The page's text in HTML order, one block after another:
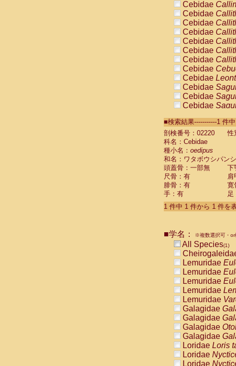
Cebidae
Cebidae
Cebidae
Cebidae
Cebidae
Cebidae
Cebidae
Cebidae
Cebidae
Cebidae
Cebidae
Cebidae
Cebidae
Cebidae
Cebidae
Cebidae
Cebidae
Cebidae
Cebidae
Cebidae
Cebidae
Cebidae
Cebidae
CebidaeCebus
Cebidae
Cebidae
Atelidae
Atelidae
Atelidae
Atelidae
Atelidae
Atelidae
Atelidae
Atelidae
Atelidae
Atelidae
Pitheciidae
■検索結果-----------1 件
剖検番号：02220
性
科名：Cebidae
種小名： oedipus
和名：ワタボウシパン
頭蓋骨：一部無
下
尺骨：有
肩
腓骨：有
寛
手：有
足
1 件中 1 件から 1 件を
■学名： ※複数選択可・or
All Species(1)
Lemuridae
Lemuridae
Lemuridae
Lemuridae
Lemuridae
Galagidae
Galagidae
Galagidae
Galagidae
Loridae Loris
Loridae
Loridae